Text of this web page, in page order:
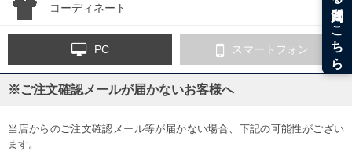
コーディネート
PC スマートフォン
※ご注文確認メールが届かないお客様へ
当店からのご注文確認メール等が届かない場合、下記の可能性がござい
ます。